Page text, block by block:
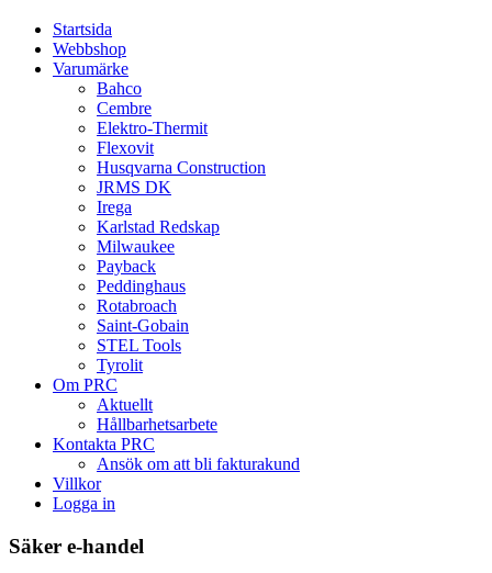
Startsida
Webbshop
Varumärke
Bahco
Cembre
Elektro-Thermit
Flexovit
Husqvarna Construction
JRMS DK
Irega
Karlstad Redskap
Milwaukee
Payback
Peddinghaus
Rotabroach
Saint-Gobain
STEL Tools
Tyrolit
Om PRC
Aktuellt
Hållbarhetsarbete
Kontakta PRC
Ansök om att bli fakturakund
Villkor
Logga in
Säker e-handel